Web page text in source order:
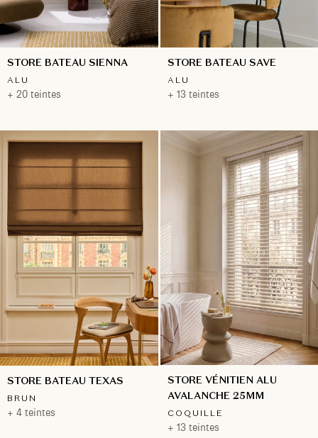
STORE BATEAU SIENNA
ALU
+ 20 teintes
STORE BATEAU SAVE
ALU
+ 13 teintes
STORE BATEAU TEXAS
BRUN
+ 4 teintes
STORE VÉNITIEN ALU
AVALANCHE 25MM
COQUILLE
+ 13 teintes